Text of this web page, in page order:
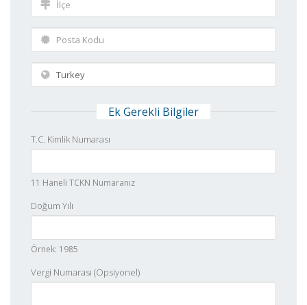
Ek Gerekli Bilgiler
T.C. Kimlik Numarası
11 Haneli TCKN Numaranız
Doğum Yılı
Örnek: 1985
Vergi Numarası (Opsiyonel)